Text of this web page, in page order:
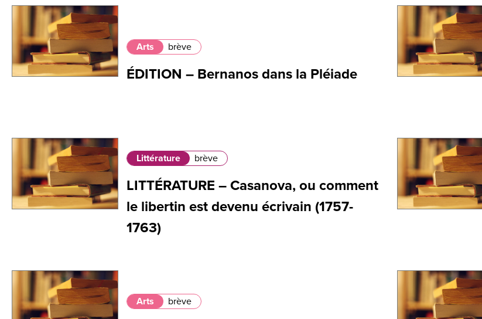
Arts brève
ÉDITION – Bernanos dans la Pléiade
Littérature brève
LITTÉRATURE – Casanova, ou comment
le libertin est devenu écrivain (1757-
1763)
Arts brève